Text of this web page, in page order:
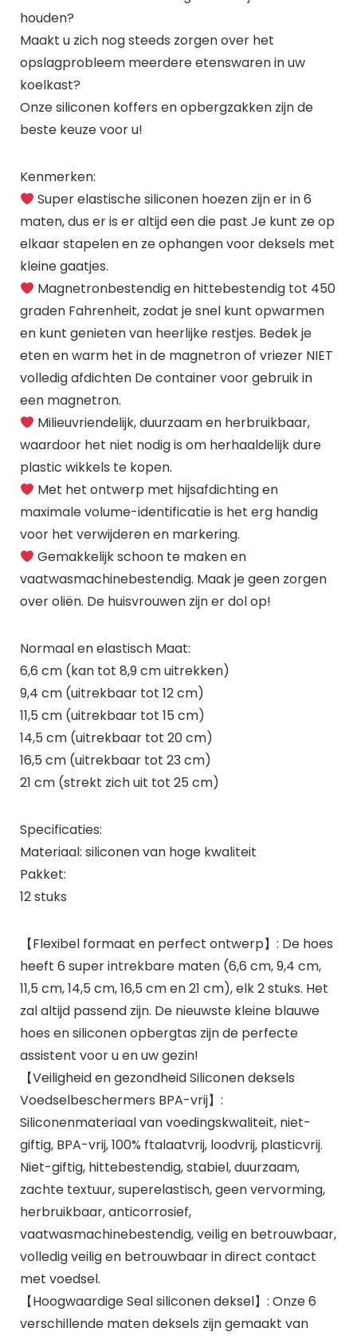
houden?
Maakt u zich nog steeds zorgen over het
opslagprobleem meerdere etenswaren in uw
koelkast?
Onze siliconen koffers en opbergzakken zijn de
beste keuze voor u!
Kenmerken:
Super elastische siliconen hoezen zijn er in 6
maten, dus er is er altijd een die past Je kunt ze op
elkaar stapelen en ze ophangen voor deksels met
kleine gaatjes.
Magnetronbestendig en hittebestendig tot 450
graden Fahrenheit, zodat je snel kunt opwarmen
en kunt genieten van heerlijke restjes. Bedek je
eten en warm het in de magnetron of vriezer NIET
volledig afdichten De container voor gebruik in
een magnetron.
Milieuvriendelijk, duurzaam en herbruikbaar,
waardoor het niet nodig is om herhaaldelijk dure
plastic wikkels te kopen.
Met het ontwerp met hijsafdichting en
maximale volume-identificatie is het erg handig
voor het verwijderen en markering.
Gemakkelijk schoon te maken en
vaatwasmachinebestendig. Maak je geen zorgen
over oliën. De huisvrouwen zijn er dol op!
Normaal en elastisch Maat:
6,6 cm (kan tot 8,9 cm uitrekken)
9,4 cm (uitrekbaar tot 12 cm)
11,5 cm (uitrekbaar tot 15 cm)
14,5 cm (uitrekbaar tot 20 cm)
16,5 cm (uitrekbaar tot 23 cm)
21 cm (strekt zich uit tot 25 cm)
Specificaties:
Materiaal: siliconen van hoge kwaliteit
Pakket:
12 stuks
【Flexibel formaat en perfect ontwerp】: De hoes
heeft 6 super intrekbare maten (6,6 cm, 9,4 cm,
11,5 cm, 14,5 cm, 16,5 cm en 21 cm), elk 2 stuks. Het
zal altijd passend zijn. De nieuwste kleine blauwe
hoes en siliconen opbergtas zijn de perfecte
assistent voor u en uw gezin!
【Veiligheid en gezondheid Siliconen deksels
Voedselbeschermers BPA-vrij】:
Siliconenmateriaal van voedingskwaliteit, niet-
giftig, BPA-vrij, 100% ftalaatvrij, loodvrij, plasticvrij.
Niet-giftig, hittebestendig, stabiel, duurzaam,
zachte textuur, superelastisch, geen vervorming,
herbruikbaar, anticorrosief,
vaatwasmachinebestendig, veilig en betrouwbaar,
volledig veilig en betrouwbaar in direct contact
met voedsel.
【Hoogwaardige Seal siliconen deksel】: Onze 6
verschillende maten deksels zijn gemaakt van